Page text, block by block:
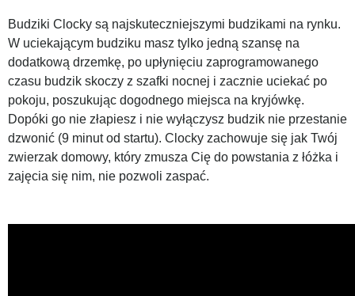
Budziki Clocky są najskuteczniejszymi budzikami na rynku.
W uciekającym budziku masz tylko jedną szansę na
dodatkową drzemkę, po upłynięciu zaprogramowanego
czasu budzik skoczy z szafki nocnej i zacznie uciekać po
pokoju, poszukując dogodnego miejsca na kryjówkę.
Dopóki go nie złapiesz i nie wyłączysz budzik nie przestanie
dzwonić (9 minut od startu). Clocky zachowuje się jak Twój
zwierzak domowy, który zmusza Cię do powstania z łóżka i
zajęcia się nim, nie pozwoli zaspać.